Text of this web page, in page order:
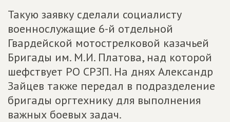
Такую заявку сделали социалисту
военнослужащие 6-й отдельной
Гвардейской мотострелковой казачьей
Бригады им. М.И. Платова, над которой
шефствует РО СРЗП. На днях Александр
Зайцев также передал в подразделение
бригады оргтехнику для выполнения
важных боевых задач.